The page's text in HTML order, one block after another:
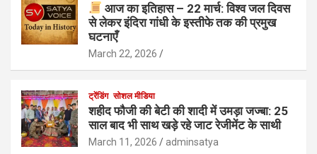
आज का इतिहास – 22 मार्च: विश्व जल दिवस
से लेकर इंदिरा गांधी के इस्तीफे तक की प्रमुख
घटनाएँ
March 22, 2026
ट्रेंडिंग सोशल मीडिया
शहीद फौजी की बेटी की शादी में उमड़ा जज्बा: 25
साल बाद भी साथ खड़े रहे जाट रेजीमेंट के साथी
March 11, 2026 adminsatya